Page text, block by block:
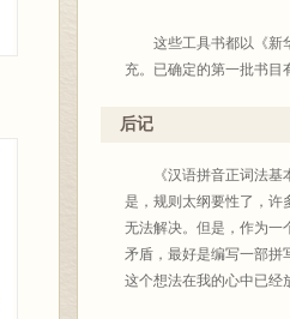
这些工具书都以《新华
充。已确定的第一批书目
编写新华系列字词典是
商务印
后记
《汉语拼音正词法基本
是，规则太纲要性了，许
无法解决。但是，作为一
矛盾，最好是编写一部拼
这个想法在我的心中已经